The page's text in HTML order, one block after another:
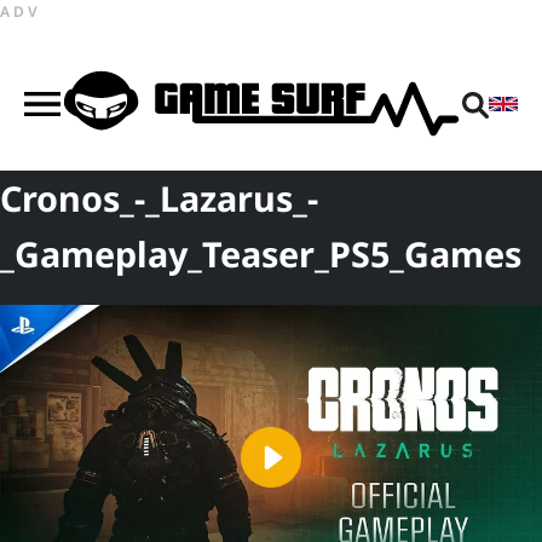
ADV
Cronos_-_Lazarus_-
_Gameplay_Teaser_PS5_Games
Play